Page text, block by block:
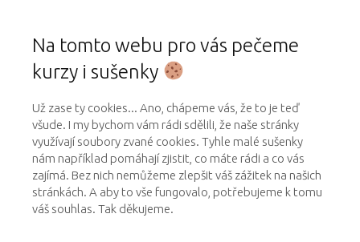
Přihlášení do členské sekce online
kurzu – Airbrush, malování
Na tomto webu pro vás pečeme
kurzy i sušenky
Už zase ty cookies... Ano, chápeme vás, že to je teď
všude. I my bychom vám rádi sdělili, že naše stránky
využívají soubory zvané cookies. Tyhle malé sušenky
nám například pomáhají zjistit, co máte rádi a co vás
zajímá. Bez nich nemůžeme zlepšit váš zážitek na našich
stránkách. A aby to vše fungovalo, potřebujeme k tomu
váš souhlas. Tak děkujeme.